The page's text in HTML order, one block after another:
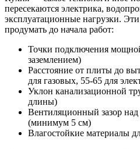
пересекаются электрика,
эксплуатационные нагрузки.
продумать до начала работ:
Точки подключения
заземлением)
Расстояние от плиты до
для газовых, 55-65 для
Уклон канализационной
длины)
Вентиляционный зазор
(минимум 5 см)
Влагостойкие материалы